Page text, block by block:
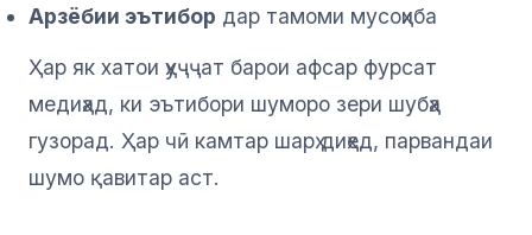
Арзёбии эътибор дар тамоми мусоҳиба
Ҳар як хатои ҳуҷҷат барои афсар фурсат
медиҳад, ки эътибори шуморо зери шубҳа
гузорад. Ҳар чӣ камтар шарҳ диҳед, парвандаи
шумо қавитар аст.